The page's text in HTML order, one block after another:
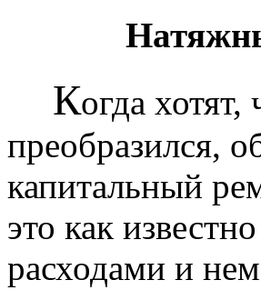
Когда
преобразился,
капитальный
это как
расходами и